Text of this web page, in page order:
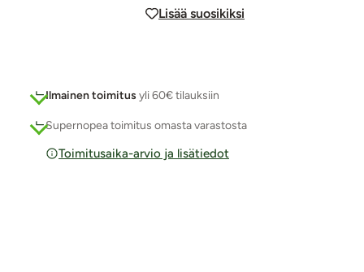
Lisää suosikiksi
Ilmainen toimitus yli 60€ tilauksiin
Supernopea toimitus omasta varastosta
Toimitusaika-arvio ja lisätiedot